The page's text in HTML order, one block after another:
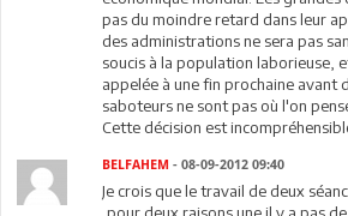
pas du moindre retard dans leur
des administrations ne sera pas
soucis à la population laborieuse,
appelée à une fin prochaine avant
saboteurs ne sont pas où l'on
Cette décision est
BELFAHEM - 08-09-2012 09:40
Je crois que le travail de deux